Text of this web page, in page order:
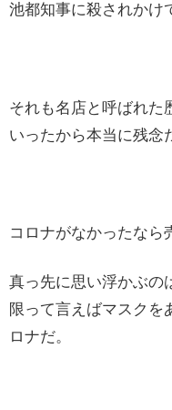
池都知事に殺されかけ
それも名店と呼ばれた
いったから本当に残念
コロナがなかったなら
真っ先に思い浮かぶの
限って言えばマスクを
ロナだ。